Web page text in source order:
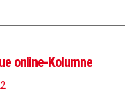
online-Kolumne